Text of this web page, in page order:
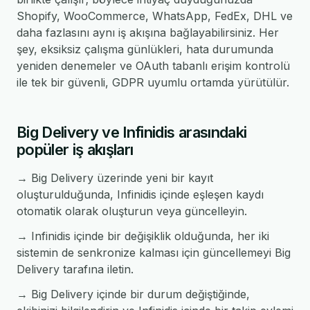
Shopify, WooCommerce, WhatsApp, FedEx, DHL ve
daha fazlasını aynı iş akışına bağlayabilirsiniz. Her
şey, eksiksiz çalışma günlükleri, hata durumunda
yeniden denemeler ve OAuth tabanlı erişim kontrolü
ile tek bir güvenli, GDPR uyumlu ortamda yürütülür.
Big Delivery ve Infinidis arasındaki
popüler iş akışları
→ Big Delivery üzerinde yeni bir kayıt
oluşturulduğunda, Infinidis içinde eşleşen kaydı
otomatik olarak oluşturun veya güncelleyin.
→ Infinidis içinde bir değişiklik olduğunda, her iki
sistemin de senkronize kalması için güncellemeyi Big
Delivery tarafına iletin.
→ Big Delivery içinde bir durum değiştiğinde,